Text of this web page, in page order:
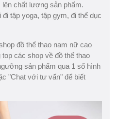
chất lượng sản phẩm.
tập yoga, tập gym, đi thể dục
đồ thể thao nam nữ cao
các shop về đồ thể thao
sản phẩm qua 1 số hình
"Chat với tư vấn" để biết